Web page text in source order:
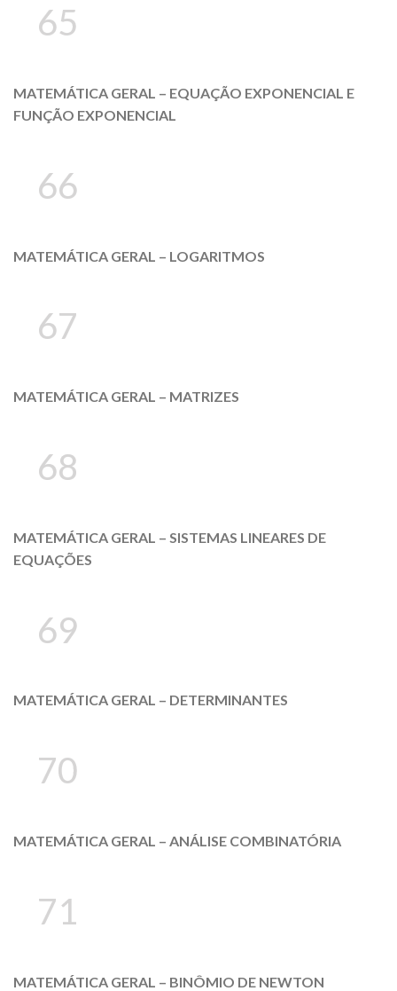
65
MATEMÁTICA GERAL – EQUAÇÃO EXPONENCIAL E
FUNÇÃO EXPONENCIAL
66
MATEMÁTICA GERAL – LOGARITMOS
67
MATEMÁTICA GERAL – MATRIZES
68
MATEMÁTICA GERAL – SISTEMAS LINEARES DE
EQUAÇÕES
69
MATEMÁTICA GERAL – DETERMINANTES
70
MATEMÁTICA GERAL – ANÁLISE COMBINATÓRIA
71
MATEMÁTICA GERAL – BINÔMIO DE NEWTON